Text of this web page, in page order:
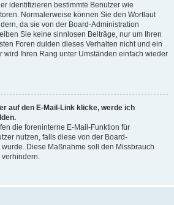
identifizieren bestimmte Benutzer wie
Normalerweise können Sie den Wortlaut
da sie von der Board-Administration
Sie keine sinnlosen Beiträge, nur um Ihren
Foren dulden dieses Verhalten nicht und ein
wird Ihren Rang unter Umständen einfach wieder
auf den E-Mail-Link klicke, werde ich
die foreninterne E-Mail-Funktion für
nutzen, falls diese von der Board-
Diese Maßnahme soll den Missbrauch
verhindern.